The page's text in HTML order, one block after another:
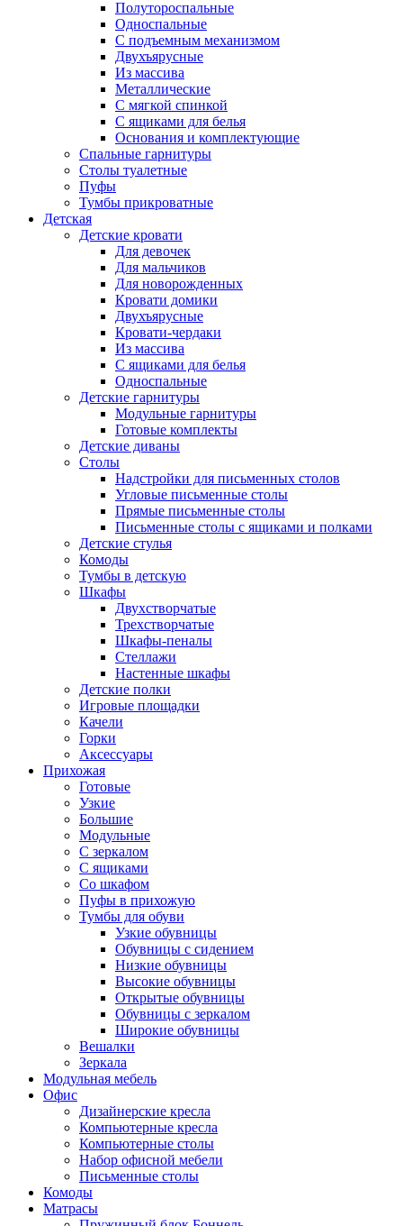
Полутороспальные
Односпальные
С подъемным механизмом
Двухъярусные
Из массива
Металлические
С мягкой спинкой
С ящиками для белья
Основания и комплектующие
Спальные гарнитуры
Столы туалетные
Пуфы
Тумбы прикроватные
Детская
Детские кровати
Для девочек
Для мальчиков
Для новорожденных
Кровати домики
Двухъярусные
Кровати-чердаки
Из массива
С ящиками для белья
Односпальные
Детские гарнитуры
Модульные гарнитуры
Готовые комплекты
Детские диваны
Столы
Надстройки для письменных столов
Угловые письменные столы
Прямые письменные столы
Письменные столы с ящиками и полками
Детские стулья
Комоды
Тумбы в детскую
Шкафы
Двухстворчатые
Трехстворчатые
Шкафы-пеналы
Стеллажи
Настенные шкафы
Детские полки
Игровые площадки
Качели
Горки
Аксессуары
Прихожая
Готовые
Узкие
Большие
Модульные
С зеркалом
С ящиками
Со шкафом
Пуфы в прихожую
Тумбы для обуви
Узкие обувницы
Обувницы с сидением
Низкие обувницы
Высокие обувницы
Открытые обувницы
Обувницы с зеркалом
Широкие обувницы
Вешалки
Зеркала
Модульная мебель
Офис
Дизайнерские кресла
Компьютерные кресла
Компьютерные столы
Набор офисной мебели
Письменные столы
Комоды
Матрасы